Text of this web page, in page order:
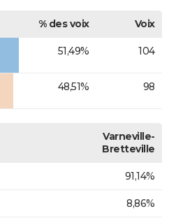
% des voix
Voix
51,49% 104
48,51% 98
Varneville-
Bretteville
91,14%
8,86%